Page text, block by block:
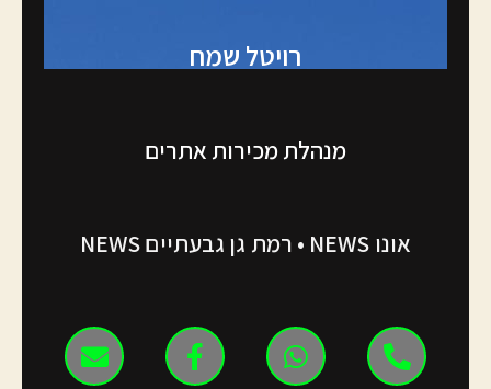
רויטל שמח
מנהלת מכירות אתרים
אונו NEWS • רמת גן גבעתיים NEWS